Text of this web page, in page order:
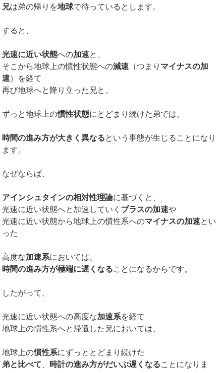
兄は弟の帰りを地球で待っているとします。
すると、
光速に近い状態への加速と、
そこから地球上の慣性状態への減速 （つまり マイナスの加
速）を経て
再び地球へと降り立った兄と、
ずっと地球上の慣性状態にとどまり続けた弟では、
時間の進み方が大きく異なるという事態が生じることになり
ます。
なぜならば、
アインシュタインの相対性理論に基づくと、
光速に近い状態へと加速していく プラスの加速や
光速に近い状態から地球上の慣性系へのマイナスの加速とい
った
高度な加速系においては、
時間の進み方が極端に遅くなることになるからです。
したがって、
光速に近い状態への高度な加速系を経て
地球上の慣性系へと帰還した兄においては、
地球上の慣性系にずっととどまり続けた
弟と比べて
時計の進み方がだいぶ遅くなることになりま